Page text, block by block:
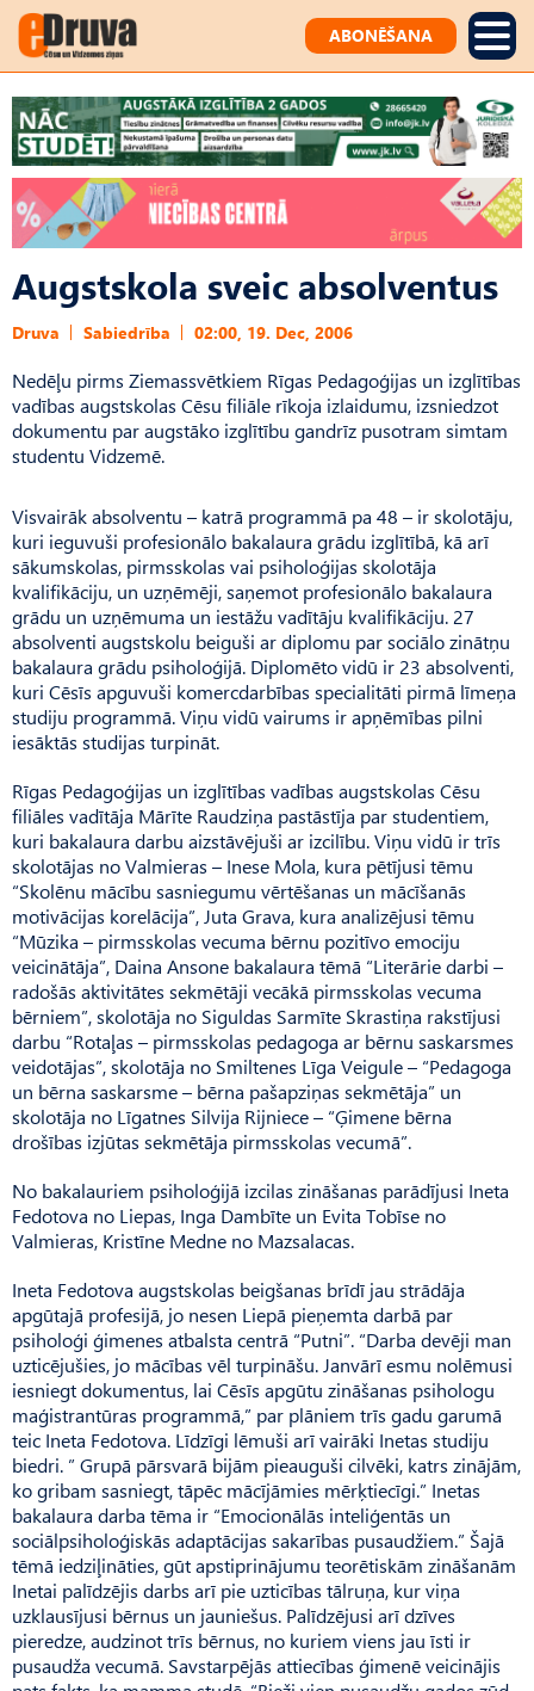
ABONĒŠANA
Augstskola sveic absolventus
Druva Sabiedrība 02:00, 19. Dec, 2006
Nedēļu pirms Ziemassvētkiem Rīgas Pedagoģijas un izglītības
vadības augstskolas Cēsu filiāle rīkoja izlaidumu, izsniedzot
dokumentu par augstāko izglītību gandrīz pusotram simtam
studentu Vidzemē.
Visvairāk absolventu – katrā programmā pa 48 – ir skolotāju,
kuri ieguvuši profesionālo bakalaura grādu izglītībā, kā arī
sākumskolas, pirmsskolas vai psiholoģijas skolotāja
kvalifikāciju, un uzņēmēji, saņemot profesionālo bakalaura
grādu un uzņēmuma un iestāžu vadītāju kvalifikāciju. 27
absolventi augstskolu beiguši ar diplomu par sociālo zinātņu
bakalaura grādu psiholoģijā. Diplomēto vidū ir 23 absolventi,
kuri Cēsīs apguvuši komercdarbības specialitāti pirmā līmeņa
studiju programmā. Viņu vidū vairums ir apņēmības pilni
iesāktās studijas turpināt.
Rīgas Pedagoģijas un izglītības vadības augstskolas Cēsu
filiāles vadītāja Mārīte Raudziņa pastāstīja par studentiem,
kuri bakalaura darbu aizstāvējuši ar izcilību. Viņu vidū ir trīs
skolotājas no Valmieras – Inese Mola, kura pētījusi tēmu
“Skolēnu mācību sasniegumu vērtēšanas un mācīšanās
motivācijas korelācija”, Juta Grava, kura analizējusi tēmu
“Mūzika – pirmsskolas vecuma bērnu pozitīvo emociju
veicinātāja”, Daina Ansone bakalaura tēmā “Literārie darbi –
radošās aktivitātes sekmētāji vecākā pirmsskolas vecuma
bērniem”, skolotāja no Siguldas Sarmīte Skrastiņa rakstījusi
darbu “Rotaļas – pirmsskolas pedagoga ar bērnu saskarsmes
veidotājas”, skolotāja no Smiltenes Līga Veigule – “Pedagoga
un bērna saskarsme – bērna pašapziņas sekmētāja” un
skolotāja no Līgatnes Silvija Rijniece – “Ģimene bērna
drošības izjūtas sekmētāja pirmsskolas vecumā”.
No bakalauriem psiholoģijā izcilas zināšanas parādījusi Ineta
Fedotova no Liepas, Inga Dambīte un Evita Tobīse no
Valmieras, Kristīne Medne no Mazsalacas.
Ineta Fedotova augstskolas beigšanas brīdī jau strādāja
apgūtajā profesijā, jo nesen Liepā pieņemta darbā par
psiholoģi ģimenes atbalsta centrā “Putni”. “Darba devēji man
uzticējušies, jo mācības vēl turpināšu. Janvārī esmu nolēmusi
iesniegt dokumentus, lai Cēsīs apgūtu zināšanas psihologu
maģistrantūras programmā,” par plāniem trīs gadu garumā
teic Ineta Fedotova. Līdzīgi lēmuši arī vairāki Inetas studiju
biedri. ” Grupā pārsvarā bijām pieauguši cilvēki, katrs zinājām,
ko gribam sasniegt, tāpēc mācījāmies mērķtiecīgi.” Inetas
bakalaura darba tēma ir “Emocionālās inteliģentās un
sociālpsiholoģiskās adaptācijas sakarības pusaudžiem.” Šajā
tēmā iedziļināties, gūt apstiprinājumu teorētiskām zināšanām
Inetai palīdzējis darbs arī pie uzticības tālruņa, kur viņa
uzklausījusi bērnus un jauniešus. Palīdzējusi arī dzīves
pieredze, audzinot trīs bērnus, no kuriem viens jau īsti ir
pusaudža vecumā. Savstarpējās attiecības ģimenē veicinājis